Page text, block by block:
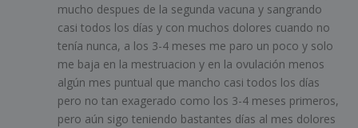
mucho despues de la segunda vacuna y sangrando
casi todos los días y con muchos dolores cuando no
tenía nunca, a los 3-4 meses me paro un poco y solo
me baja en la mestruacion y en la ovulación menos
algún mes puntual que mancho casi todos los días
pero no tan exagerado como los 3-4 meses primeros,
pero aún sigo teniendo bastantes días al mes dolores